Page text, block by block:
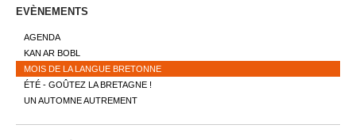
EVÈNEMENTS
AGENDA
KAN AR BOBL
MOIS DE LA LANGUE BRETONNE
ÉTÉ - GOÛTEZ LA BRETAGNE !
UN AUTOMNE AUTREMENT